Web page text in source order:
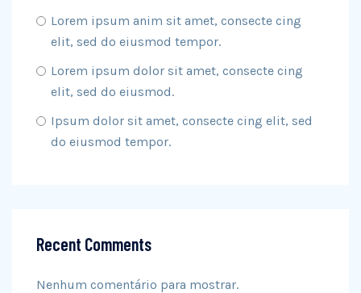
Lorem ipsum anim sit amet, consecte cing
elit, sed do eiusmod tempor.
Lorem ipsum dolor sit amet, consecte cing
elit, sed do eiusmod.
Ipsum dolor sit amet, consecte cing elit, sed
do eiusmod tempor.
Recent Comments
Nenhum comentário para mostrar.